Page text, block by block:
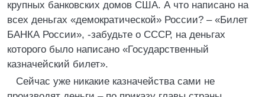
крупных банковских домов США. А что написано на
всех деньгах «демократической» России? – «Билет
БАНКА России», -забудьте о СССР, на деньгах
которого было написано «Государственный
казначейский билет».
Сейчас уже никакие казначейства сами не